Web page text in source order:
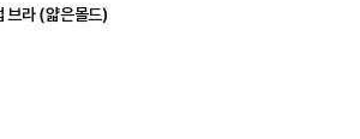
라 (얇은몰드)